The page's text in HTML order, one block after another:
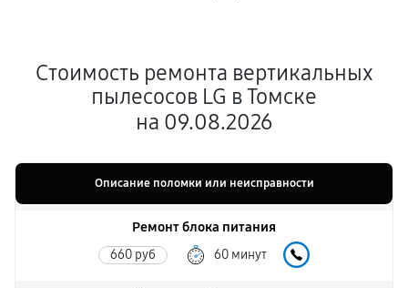
Стоимость ремонта вертикальных
пылесосов LG в Томске
на 09.08.2026
Описание поломки или неисправности
Ремонт блока питания
660 руб 60 минут